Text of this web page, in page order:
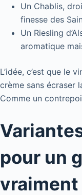
Un Chablis,
finesse des
Un Riesling
aromatique
L’idée, c’est que le
crème sans écraser
Comme un
pour un
vraiment